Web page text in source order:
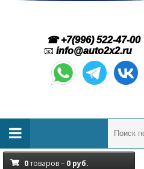
☎ +7(996) 522-47-00
📧 info@auto2x2.ru
0товаров – 0 руб.